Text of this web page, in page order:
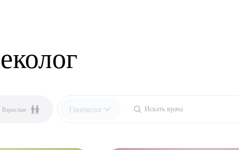
Взрослые Гинеколог